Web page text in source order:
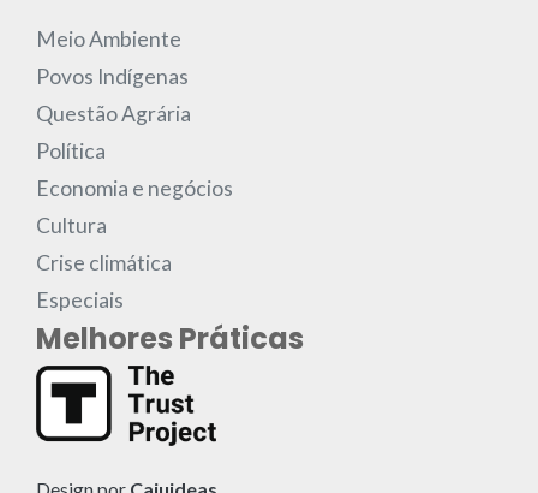
Meio Ambiente
Povos Indígenas
Questão Agrária
Política
Economia e negócios
Cultura
Crise climática
Especiais
Melhores Práticas